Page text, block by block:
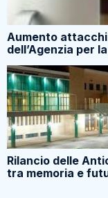
Aumento attacchi
dell’Agenzia per
Rilancio delle
tra memoria e